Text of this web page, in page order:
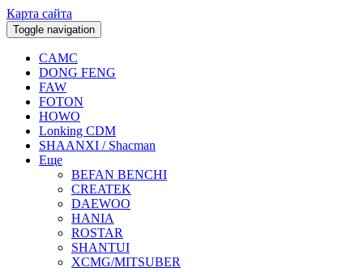
Карта сайта
Toggle navigation
CAMC
DONG FENG
FAW
FOTON
HOWO
Lonking CDM
SHAANXI / Shacman
Еще
BEFAN BENCHI
CREATEK
DAEWOO
HANIA
ROSTAR
SHANTUI
XCMG/MITSUBER